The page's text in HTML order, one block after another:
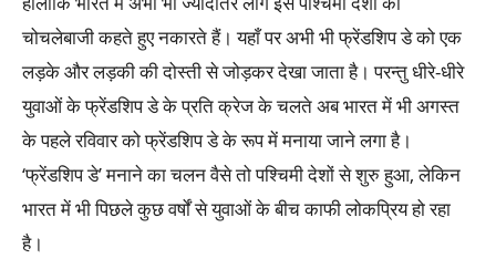
चोचलेबाजी कहते हुए नकारते हैं। यहाँ पर अभी भी फ्रेंडशिप डे को एक
लड़के और लड़की की दोस्ती से जोड़कर देखा जाता है। परन्तु धीरे-धीरे
युवाओं के फ्रेंडशिप डे के प्रति क्रेज के चलते अब भारत में भी अगस्त
के पहले रविवार को फ्रेंडशिप डे के रूप में मनाया जाने लगा है।
‘फ्रेंडशिप डे’ मनाने का चलन वैसे तो पश्चिमी देशों से शुरु हुआ, लेकिन
भारत में भी पिछले कुछ वर्षों से युवाओं के बीच काफी लोकप्रिय हो रहा
है।